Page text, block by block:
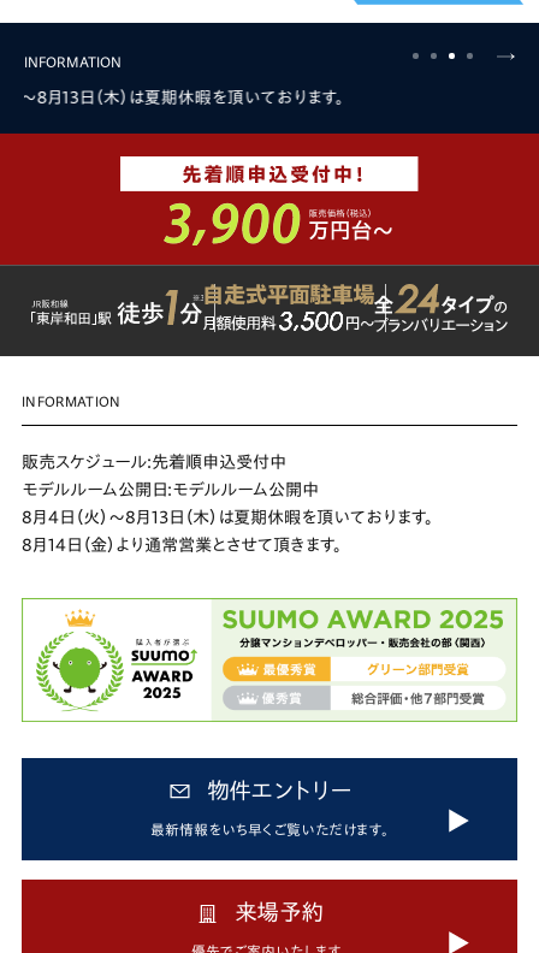
INFORMATION
日（木）は夏期休暇を頂いております。
INFORMATION
販売スケジュール:先着順申込受付中
モデルルーム公開日:モデルルーム公開中
8月4日（火）～8月13日（木）は夏期休暇を頂いております。
8月14日（金）より通常営業とさせて頂きます。
物件エントリー
最新情報をいち早く ご覧いただけます。
来場予約